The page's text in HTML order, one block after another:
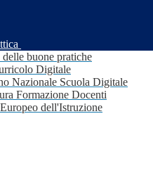
buone pratiche
Digitale
Nazionale Scuola Digitale
Formazione Docenti
dell'Istruzione